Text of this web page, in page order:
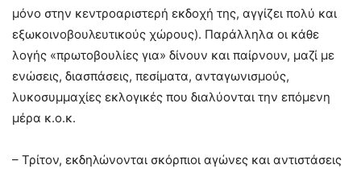
μόνο στην κεντροαριστερή εκδοχή της, αγγίζει πολύ και
εξωκοινοβουλευτικούς χώρους). Παράλληλα οι κάθε
λογής «πρωτοβουλίες για» δίνουν και παίρνουν, μαζί με
ενώσεις, διασπάσεις, πεσίματα, ανταγωνισμούς,
λυκοσυμμαχίες εκλογικές που διαλύονται την επόμενη
μέρα κ.ο.κ.
– Τρίτον, εκδηλώνονται σκόρπιοι αγώνες και αντιστάσεις